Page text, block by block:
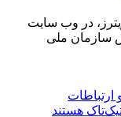
در وب سایت
سازمان ملی
ارتباطات